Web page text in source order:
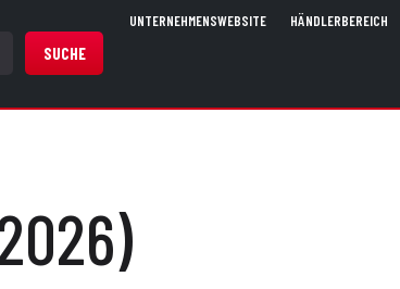
SUCHE
UNTERNEHMENSWEBSITE HÄNDLERBEREICH